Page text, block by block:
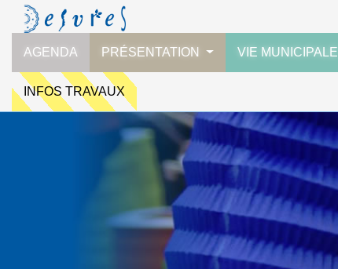
AGENDA PRÉSENTATION VIE MUNICIPALE
INFOS TRAVAUX